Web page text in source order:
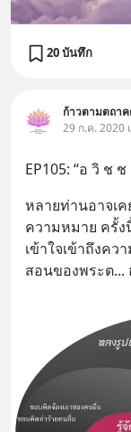
20 บันทึก
ก้าวตามตถา
29 ก.ค. 2020
EP105: “อ วิ ช
หลายท่านอาจเค
ความหมาย ครั้
เข้าใจเข้าถึงคว
สอนของพระต...